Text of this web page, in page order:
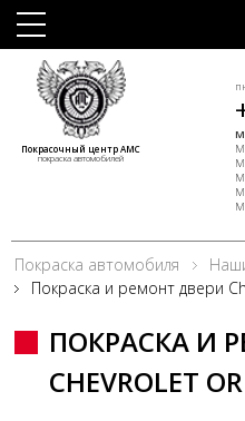
Покрасочный центр АМС
покраска автомобилей
Покраска автомобиля
Покраска и ремонт двери
ПОКРАСКА И
CHEVROLET